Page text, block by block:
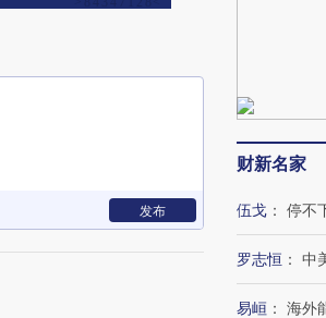
发布
财新名家
伍戈 ： 停不
罗志恒 ： 中
易峘 ： 海外